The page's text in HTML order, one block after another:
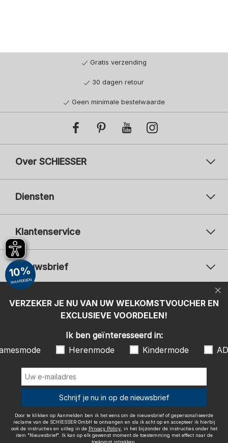
Gratis verzending
30 dagen retour
Geen minimale bestelwaarde
Over SCHIESSER
Diensten
Klantenservice
Nieuwsbrief
Uw
Uw e-mailadres
Aanmelden
Herenmode
ADIDAS
Door te klikken op Aanmelden ben ik het eens om de nieuwsbrief of
gepersonaliseerde reclame van de SCHIESSER GmbH te ontvangen en
sla ik acht op en accepteer ik hierbij ook de instructies en uitleg in de
, in het bijzonder de instructies onder het item
effect naar de toekomst intrekken.
Betaalwijzen
Wij bezorgen met
VERZEKER JE NU VAN UW WELKOMSTVOUCHER EN
EXCLUSIEVE VOORDELEN!
10%
WAARDEBON
Ik ben geïnteresseerd in:
Herenmode Kindermode
Schrijf je nu in op de nieuwsbrief
Door te klikken op Aanmelden ben ik het eens om de nieuwsbrief of gepersonaliseerde
reclame van de SCHIESSER GmbH te ontvangen en sla ik acht op en accepteer ik hierbij
ook de instructies en uitleg in de Privacy Policy, in het bijzonder de instructies onder het
item "Nieuwsbrief". Ik kan op elk gewenst moment de toestemming met effect naar de
toekomst intrekken.